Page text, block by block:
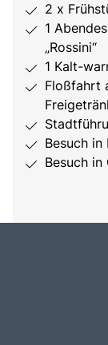
2 x
1
„Rossini“
1 Kalt-
Floßfahrt
Besuch
Besuch